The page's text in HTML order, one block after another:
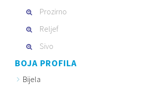
Prozirno
Reljef
Sivo
BOJA PROFILA
Bijela